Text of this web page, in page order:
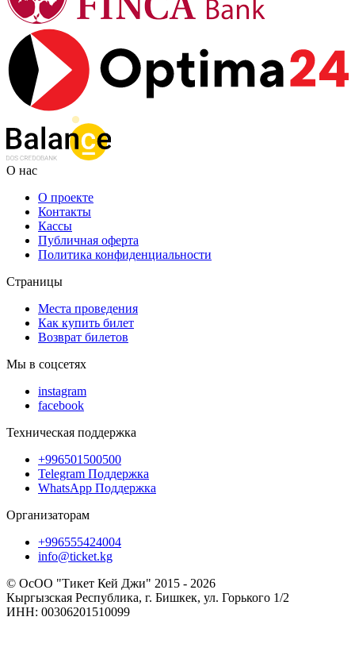
О нас
О проекте
Контакты
Кассы
Публичная оферта
Политика конфиденциальности
Страницы
Места проведения
Как купить билет
Возврат билетов
Мы в соцсетях
instagram
facebook
Техническая поддержка
+996501500500
Telegram Поддержка
WhatsApp Поддержка
Организаторам
+996555424004
info@ticket.kg
© ОсОО "Тикет Кей Джи" 2015 - 2026
Кыргызская Республика, г. Бишкек, ул. Горького 1/2
ИНН: 00306201510099